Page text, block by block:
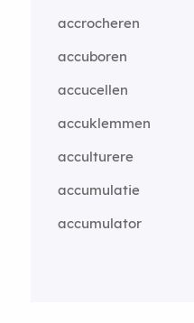
accrocheren
accuboren
accucellen
accuklemmen
acculturere
accumulatie
accumulator